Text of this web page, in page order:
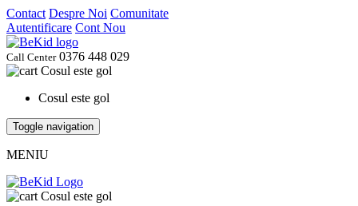
Contact Despre Noi Comunitate
Autentificare Cont Nou
Call Center0376 448 029
Cosul este gol
Cosul este gol
Toggle navigation
MENIU
Cosul este gol